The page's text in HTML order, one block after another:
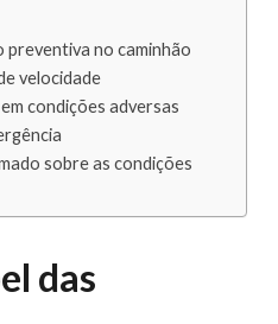
preventiva no caminhão
velocidade
condições adversas
sobre as condições
das